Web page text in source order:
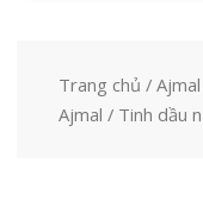
Trang chủ /
Ajmal / Tinh dầu